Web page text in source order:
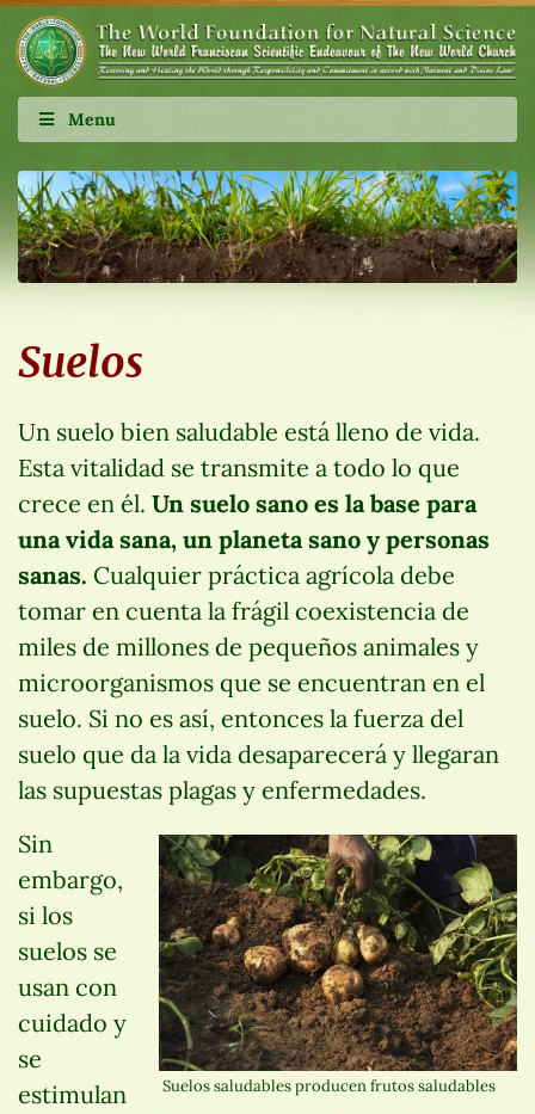
Menu
Suelos
Un suelo bien saludable está lleno de vida.
Esta vitalidad se transmite a todo lo que
crece en él. Un suelo sano es la base para
una vida sana, un planeta sano y personas
sanas. Cualquier práctica agrícola debe
tomar en cuenta la frágil coexistencia de
miles de millones de pequeños animales y
microorganismos que se encuentran en el
suelo. Si no es así, entonces la fuerza del
suelo que da la vida desaparecerá y llegaran
las supuestas plagas y enfermedades.
Suelos saludables producen frutos saludables
Sin
embargo,
si los
suelos se
usan con
cuidado y
se
estimulan